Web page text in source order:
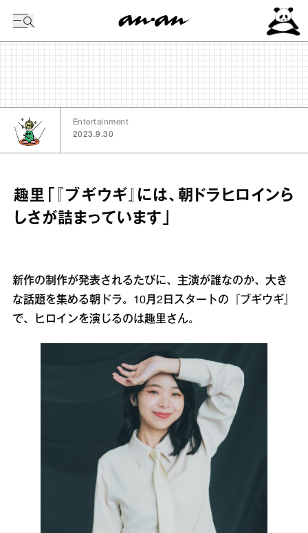
Entertainment
2023.9.30
趣里「『ブギウギ』には、朝ドラヒロインら
しさが詰まっています」
新作の制作が発表されるたびに、主演が誰なのか、大き
な話題を集める朝ドラ。10月2日スタートの『ブギウギ』
で、ヒロインを演じるのは趣里さん。